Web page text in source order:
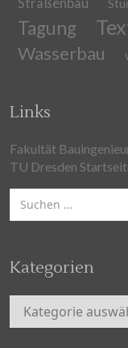
Tagung
Wasserbau
Links
Fakultät
TU Dresden
Suchen
nach:
Kategorien
Kategorien